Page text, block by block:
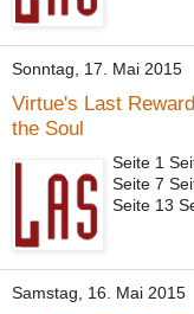
Sonntag, 17. Mai 2015
Virtue's Last
the Soul
Seite 1
Seite 7
Seite 13
Samstag, 16. Mai 2015